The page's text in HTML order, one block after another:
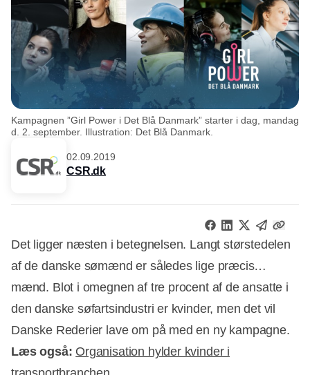
Kampagnen ”Girl Power i Det Blå Danmark” starter i dag, mandag
d. 2. september. Illustration: Det Blå Danmark.
02.09.2019
CSR.dk
Det ligger næsten i betegnelsen. Langt størstedelen
af de danske sømænd er således lige præcis…
mænd. Blot i omegnen af tre procent af de ansatte i
den danske søfartsindustri er kvinder, men det vil
Danske Rederier lave om på med en ny kampagne.
Læs også: Organisation hylder kvinder i